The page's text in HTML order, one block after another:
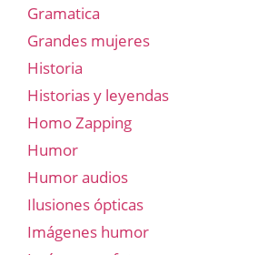
Gramatica
Grandes mujeres
Historia
Historias y leyendas
Homo Zapping
Humor
Humor audios
Ilusiones ópticas
Imágenes humor